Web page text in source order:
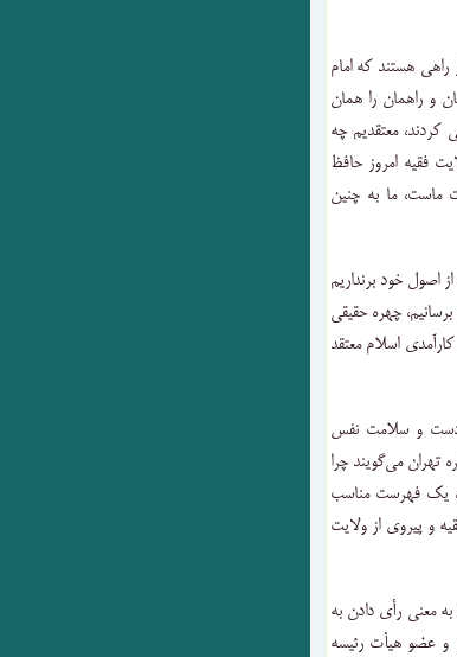
هستند که امام
و راهمان را همان
کردند، معتقدیم چه
فقیه امروز حافظ
ماست، ما به چنین
اصول خود برنداریم
چهره حقیقی
اسلام معتقد
دست و سلامت نفس
ما در مجامعی که ظاهر می‌شویم، در خصوص فهرست ۳۰ نفره تهران می‌گویند چرا
یک فهرست مناسب
ولایت فقیه و پیروی از ولایت
معنی رأی دادن به
ریاست قوه تا وزیر و عضو هیأت رئیسه